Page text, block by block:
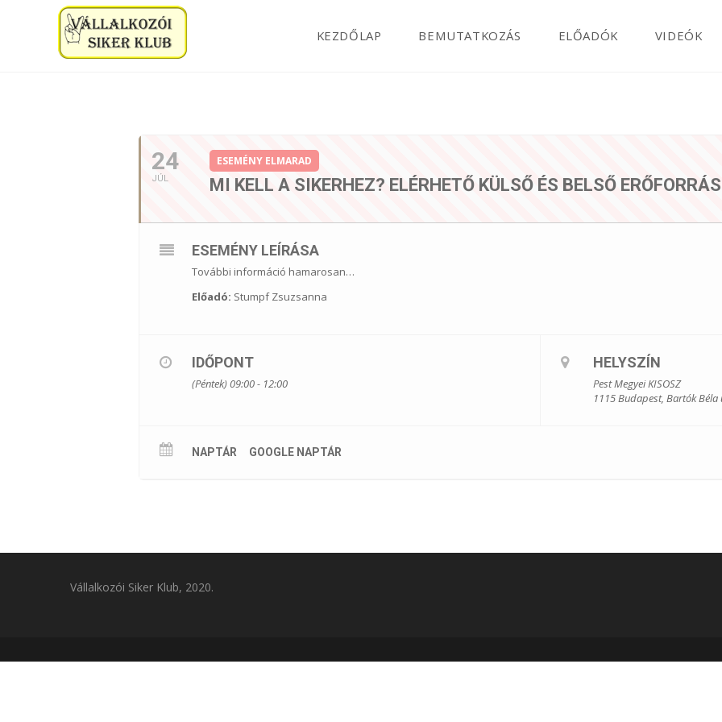
KEZDŐLAP BEMUTATKOZÁS ELŐADÓK VIDEÓK
24
JÚL
ESEMÉNY ELMARAD
MI KELL A SIKERHEZ? ELÉRHETŐ KÜLSŐ ÉS BELSŐ
ESEMÉNY LEÍRÁSA
További információ hamarosan…
Előadó: Stumpf Zsuzsanna
IDŐPONT
(Péntek) 09:00 - 12:00
HELYSZÍN
Pest Megyei KISOSZ
1115 Budapest, Bartók Béla
NAPTÁR GOOGLE NAPTÁR
Vállalkozói Siker Klub, 2020.